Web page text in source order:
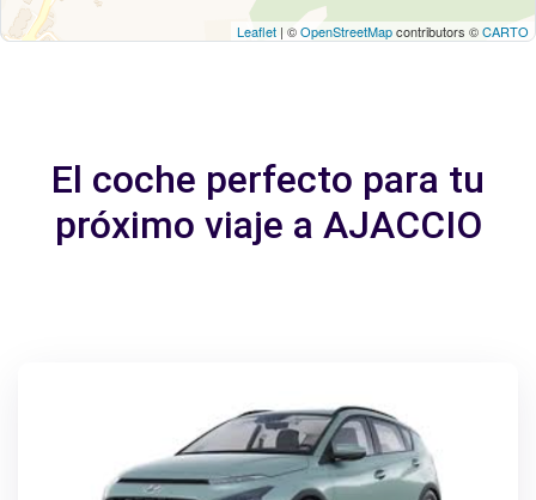
Leaflet | ©OpenStreetMapcontributors ©CARTO
El coche perfecto para tu
próximo viaje a AJACCIO